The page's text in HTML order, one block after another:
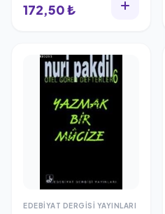
172,50 ₺
EDEBIYAT DERGISI YAYINLARI